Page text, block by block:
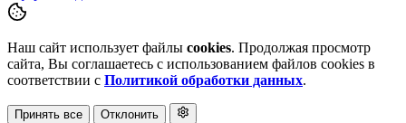
Наш сайт использует файлы cookies. Продолжая просмотр
сайта, Вы соглашаетесь с использованием файлов cookies в
соответствии с Политикой обработки данных.
Принять все Отклонить